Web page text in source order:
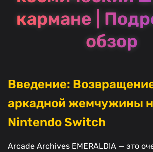
кармане |
обзор
Введение:
аркадной жемчужины
Nintendo Switch
Arcade Archives EMERALDIA — это